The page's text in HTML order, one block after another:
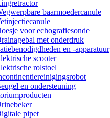
baarmoedercanule
voor echografiesonde
met onderdruk
en -apparatuur
scooter
rolstoel
en ondersteuning
pipet